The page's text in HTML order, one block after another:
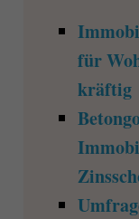
für
kräftig